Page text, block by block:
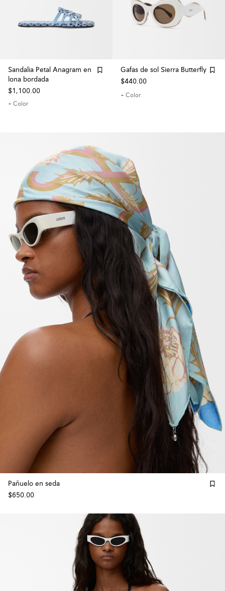
Sandalia Petal Anagram en
lona bordada
$1,100.00
+ Color
Gafas de sol Sierra Butterfly
$440.00
+ Color
Pañuelo en seda
$650.00